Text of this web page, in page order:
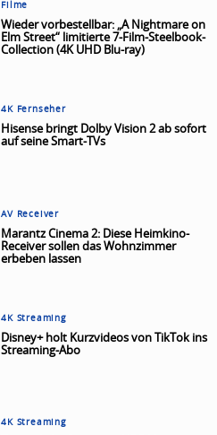
Filme
Wieder vorbestellbar: „A Nightmare on
Elm Street“ limitierte 7-Film-Steelbook-
Collection (4K UHD Blu-ray)
4K Fernseher
Hisense bringt Dolby Vision 2 ab sofort
auf seine Smart-TVs
AV Receiver
Marantz Cinema 2: Diese Heimkino-
Receiver sollen das Wohnzimmer
erbeben lassen
4K Streaming
Disney+ holt Kurzvideos von TikTok ins
Streaming-Abo
4K Streaming